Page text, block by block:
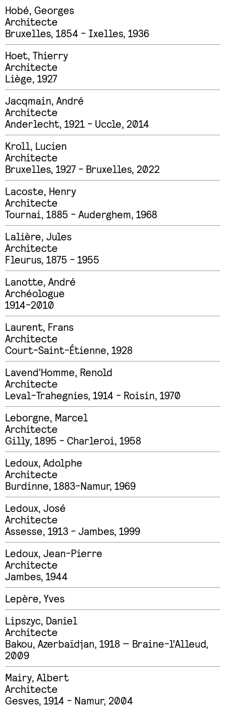
Hobé, Georges
Architecte
Bruxelles, 1854 - Ixelles, 1936
Hoet, Thierry
Architecte
Liège, 1927
Jacqmain, André
Architecte
Anderlecht, 1921 - Uccle, 2014
Kroll, Lucien
Architecte
Bruxelles, 1927 - Bruxelles, 2022
Lacoste, Henry
Architecte
Tournai, 1885 - Auderghem, 1968
Lalière, Jules
Architecte
Fleurus, 1875 - 1955
Lanotte, André
Archéologue
1914-2010
Laurent, Frans
Architecte
Court-Saint-Étienne, 1928
Lavend'Homme, Renold
Architecte
Leval-Trahegnies, 1914 - Roisin, 1970
Leborgne, Marcel
Architecte
Gilly, 1895 - Charleroi, 1958
Ledoux, Adolphe
Architecte
Burdinne, 1883-Namur, 1969
Ledoux, José
Architecte
Assesse, 1913 - Jambes, 1999
Ledoux, Jean-Pierre
Architecte
Jambes, 1944
Lepère, Yves
Lipszyc, Daniel
Architecte
Bakou, Azerbaïdjan, 1918 — Braine-l’Alleud,
2009
Mairy, Albert
Architecte
Gesves, 1914 - Namur, 2004